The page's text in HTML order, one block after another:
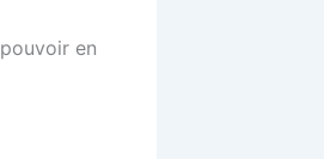
en